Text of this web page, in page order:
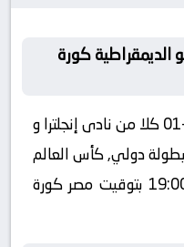
الديمقراطية كورة
يلا شوت يلتقى اليوم 2026-07-01 كلا من نادى إنجلترا و
دولي, كأس العالم
– دور الـ 32 فى تمام الساعه 19:00 بتوقيت مصر كورة